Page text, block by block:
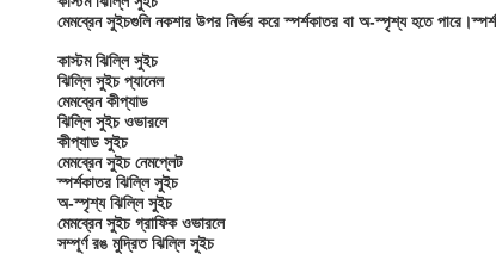
মেমব্রেন সুইচগুলি নকশার উপর নির্ভর করে স্পর্শকাতর বা অ-স্পৃশ্য হতে
কাস্টম ঝিল্লি সুইচ
ঝিল্লি সুইচ প্যানেল
মেমব্রেন কীপ্যাড
ঝিল্লি সুইচ ওভারলে
কীপ্যাড সুইচ
মেমব্রেন সুইচ নেমপ্লেট
স্পর্শকাতর ঝিল্লি সুইচ
অ-স্পৃশ্য ঝিল্লি সুইচ
মেমব্রেন সুইচ গ্রাফিক ওভারলে
সম্পূর্ণ রঙ মুদ্রিত ঝিল্লি সুইচ